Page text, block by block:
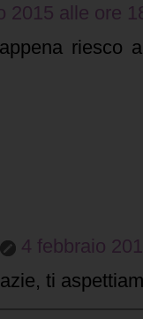
2015 alle ore
riesco
4 febbraio
ti